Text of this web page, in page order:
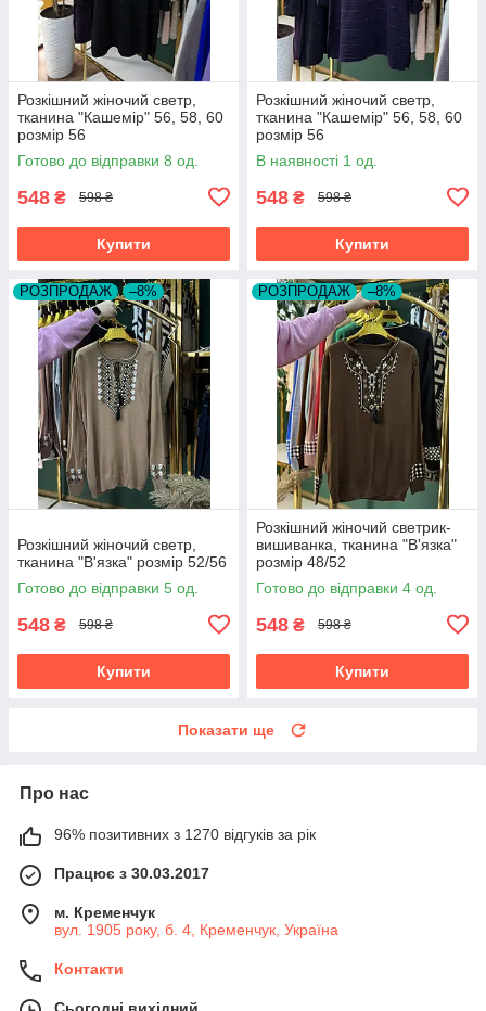
Розкішний жіночий светр,
тканина "Кашемір" 56, 58, 60
розмір 56
Готово до відправки 8 од.
548 ₴ 598 ₴
Купити
Розкішний жіночий светр,
тканина "Кашемір" 56, 58, 60
розмір 56
В наявності 1 од.
548 ₴ 598 ₴
Купити
РОЗПРОДАЖ –8%
Розкішний жіночий светр,
тканина "В'язка" розмір 52/56
Готово до відправки 5 од.
548 ₴ 598 ₴
Купити
РОЗПРОДАЖ –8%
Розкішний жіночий светрик-
вишиванка, тканина "В'язка"
розмір 48/52
Готово до відправки 4 од.
548 ₴ 598 ₴
Купити
Показати ще
Про нас
96% позитивних з 1270 відгуків за рік
Працює з 30.03.2017
м. Кременчук
вул. 1905 року, б. 4, Кременчук, Україна
Контакти